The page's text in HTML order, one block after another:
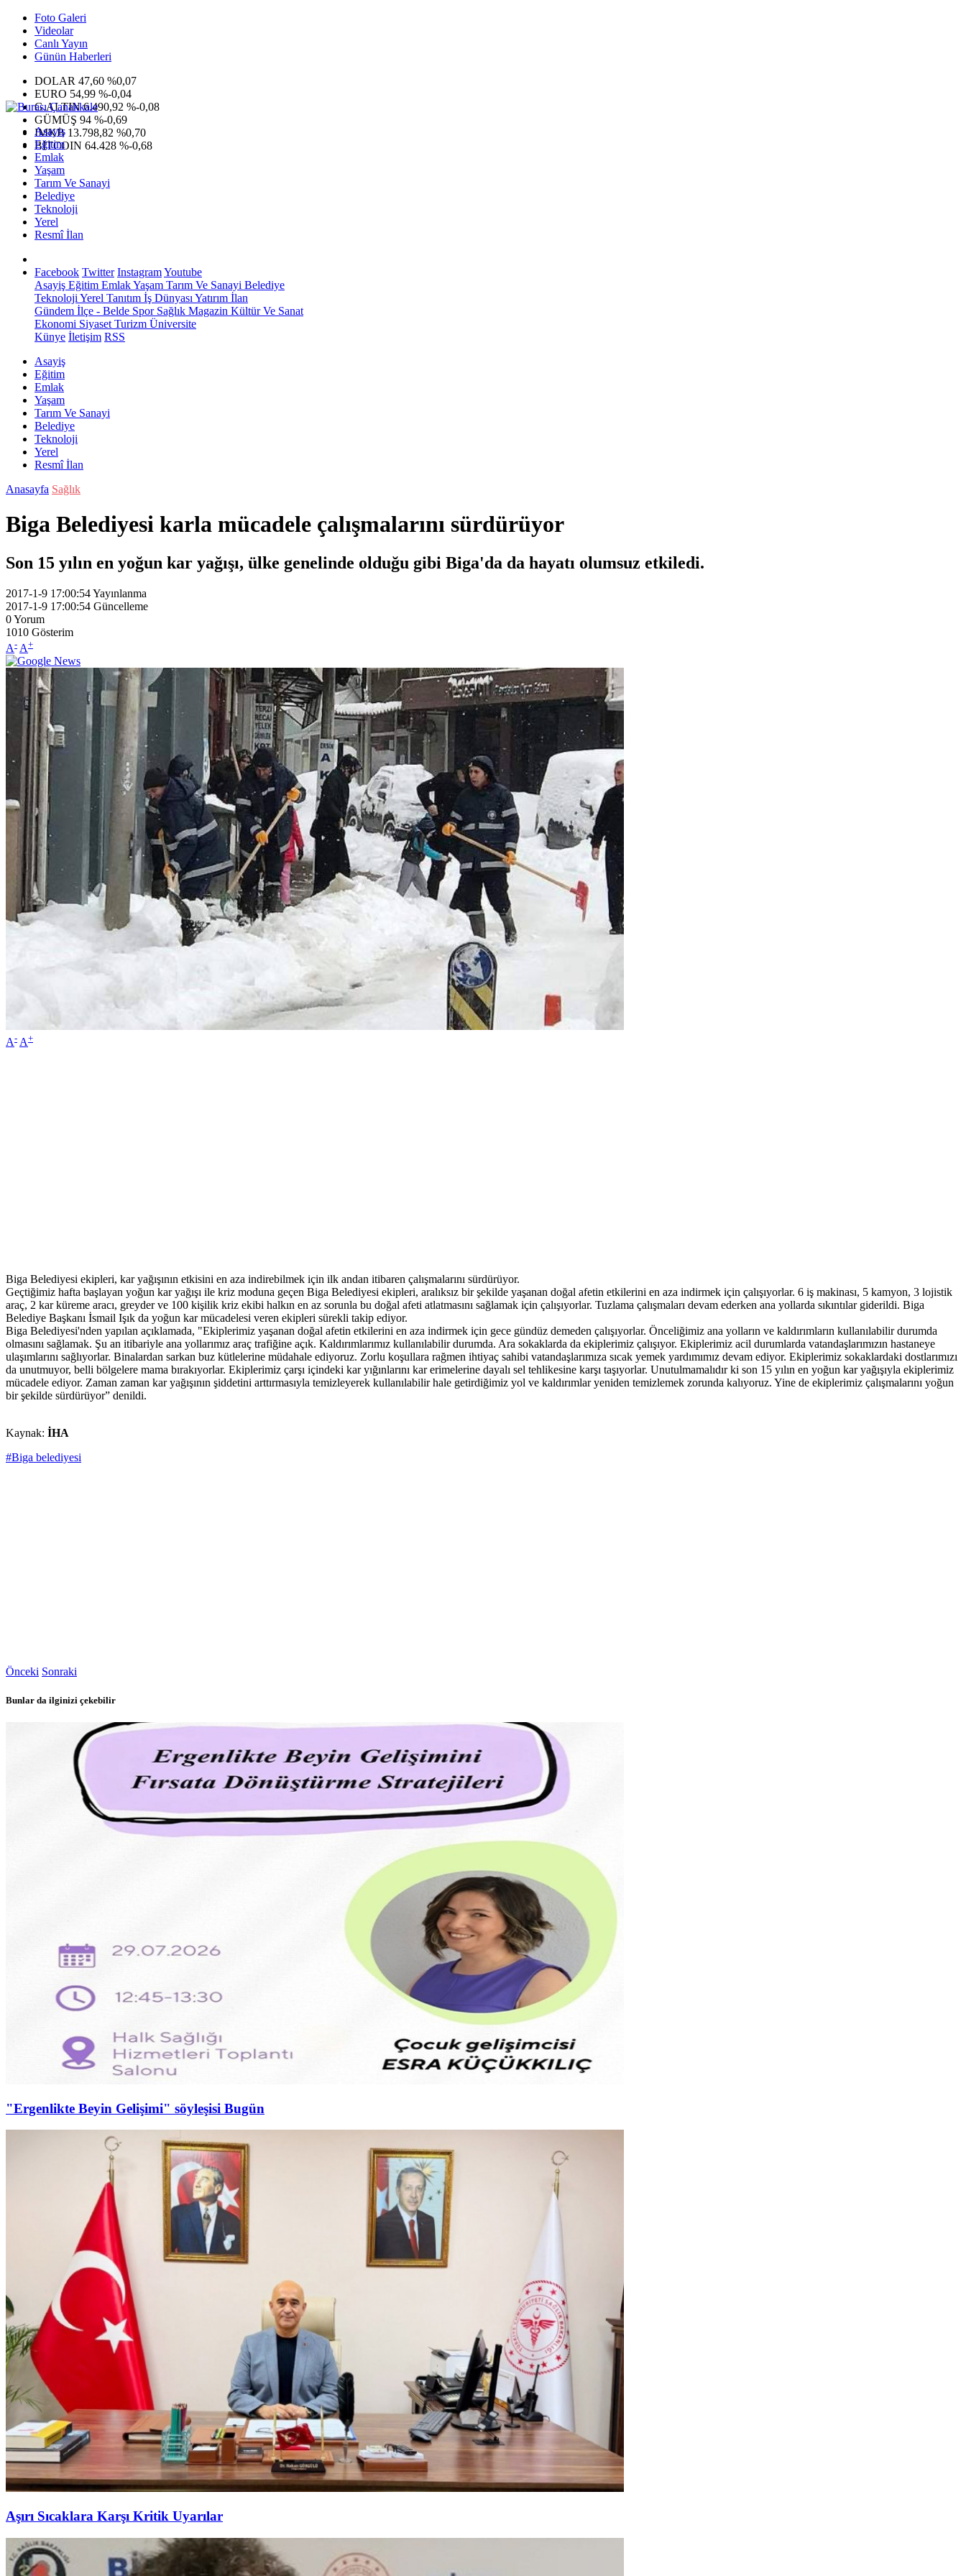
Foto Galeri
Videolar
Canlı Yayın
Günün Haberleri
DOLAR 47,60 %0,07
EURO 54,99 %-0,04
G.ALTIN6.490,92 %-0,08
GÜMÜŞ 94 %-0,69
IMKB 13.798,82 %0,70
BITCOIN 64.428 %-0,68
Asayiş
Eğitim
Emlak
Yaşam
Tarım Ve Sanayi
Belediye
Teknoloji
Yerel
Resmî İlan
Facebook Twitter InstagramYoutube
Asayiş Eğitim EmlakYaşam Tarım Ve Sanayi Belediye
Teknoloji Yerel Tanıtım İş Dünyası Yatırım İlan
Gündem İlçe - Belde SporSağlık Magazin Kültür Ve Sanat
Ekonomi Siyaset Turizm Üniversite
Künye İletişim RSS
Asayiş
Eğitim
Emlak
Yaşam
Tarım Ve Sanayi
Belediye
Teknoloji
Yerel
Resmî İlan
Anasayfa Sağlık
Biga Belediyesi karla mücadele çalışmalarını sürdürüyor
Son 15 yılın en yoğun kar yağışı, ülke genelinde olduğu gibi Biga'da da hayatı olumsuz etkiledi.
2017-1-9 17:00:54Yayınlanma
2017-1-9 17:00:54 Güncelleme
0Yorum
1010 Gösterim
A- A+
A- A+
Biga Belediyesi ekipleri, kar yağışının etkisini en aza indirebilmek için ilk andan itibaren çalışmalarını sürdürüyor.
Geçtiğimiz hafta başlayan yoğun kar yağışı ile kriz moduna geçen Biga Belediyesi ekipleri, aralıksız bir şekilde yaşanan doğal afetin etkilerini en aza indirmek için çalışıyorlar. 6 iş makinası, 5 kamyon, 3 lojistik
araç, 2 kar küreme aracı, greyder ve 100 kişilik kriz ekibi halkın en az sorunla bu doğal afeti atlatmasını sağlamak için çalışıyorlar. Tuzlama çalışmaları devam ederken ana yollarda sıkıntılar giderildi. Biga
Belediye Başkanı İsmail Işık da yoğun kar mücadelesi veren ekipleri sürekli takip ediyor.
Biga Belediyesi'nden yapılan açıklamada, "Ekiplerimiz yaşanan doğal afetin etkilerini en aza indirmek için gece gündüz demeden çalışıyorlar. Önceliğimiz ana yolların ve kaldırımların kullanılabilir durumda
olmasını sağlamak. Şu an itibariyle ana yollarımız araç trafiğine açık. Kaldırımlarımız kullanılabilir durumda. Ara sokaklarda da ekiplerimiz çalışıyor. Ekiplerimiz acil durumlarda vatandaşlarımızın hastaneye
ulaşımlarını sağlıyorlar. Binalardan sarkan buz kütlelerine müdahale ediyoruz. Zorlu koşullara rağmen ihtiyaç sahibi vatandaşlarımıza sıcak yemek yardımımız devam ediyor. Ekiplerimiz sokaklardaki dostlarımızı
da unutmuyor, belli bölgelere mama bırakıyorlar. Ekiplerimiz çarşı içindeki kar yığınlarını kar erimelerine dayalı sel tehlikesine karşı taşıyorlar. Unutulmamalıdır ki son 15 yılın en yoğun kar yağışıyla ekiplerimiz
mücadele ediyor. Zaman zaman kar yağışının şiddetini arttırmasıyla temizleyerek kullanılabilir hale getirdiğimiz yol ve kaldırımlar yeniden temizlemek zorunda kalıyoruz. Yine de ekiplerimiz çalışmalarını yoğun
bir şekilde sürdürüyor” denildi.
Kaynak: İHA
#Biga belediyesi
Önceki Sonraki
Bunlar da ilginizi çekebilir
"Ergenlikte Beyin Gelişimi" söyleşisi Bugün
Aşırı Sıcaklara Karşı Kritik Uyarılar